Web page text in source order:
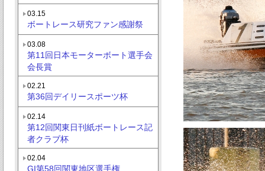
03.15
ボートレース研究ファン感謝祭
03.08
第11回日本モーターボート選手会
会長賞
02.21
第36回デイリースポーツ杯
02.14
第12回関東日刊紙ボートレース記
者クラブ杯
02.04
GI第58回関東地区選手権